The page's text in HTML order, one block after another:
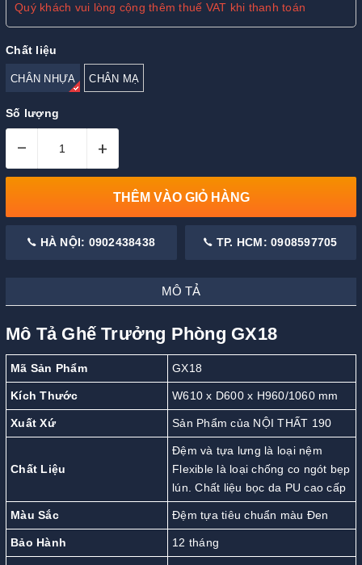
Quý khách vui lòng cộng thêm thuế VAT khi thanh toán
Chất liệu
CHÂN NHỰA CHÂN MẠ
Số lượng
– +
THÊM VÀO GIỎ HÀNG
HÀ NỘI: 0902438438 TP. HCM: 0908597705
MÔ TẢ
Mô Tả Ghế Trưởng Phòng GX18
Mã Sản Phẩm GX18
Kích Thước W610 x D600 x H960/1060 mm
Xuất Xứ Sản Phẩm của NỘI THẤT 190
Chất Liệu
Đệm và tựa lưng là loại nệm
Flexible là loại chống co ngót bẹp
lún. Chất liệu bọc da PU cao cấp
Màu Sắc Đệm tựa tiêu chuẩn màu Đen
Bảo Hành 12 tháng